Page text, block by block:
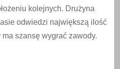
kolejnych. Drużyna
odwiedzi największą ilość
szansę wygrać zawody.